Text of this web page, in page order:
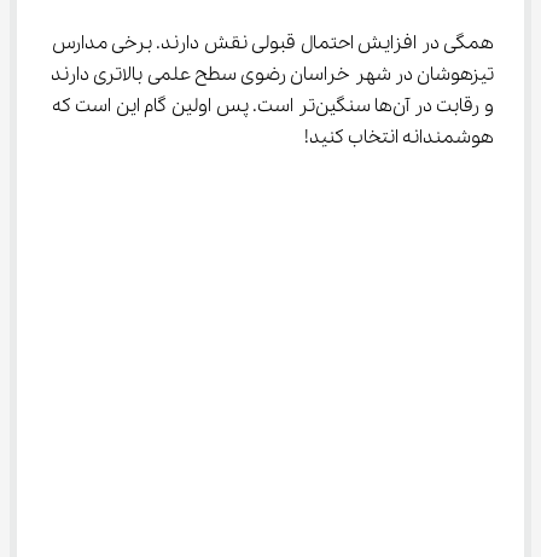
همگی در افزایش احتمال قبولی نقش دارند. برخی مدارس
تیزهوشان در شهر خراسان رضوی سطح علمی بالاتری دارند
و رقابت در آن‌ها سنگین‌تر است. پس اولین گام این است که
هوشمندانه انتخاب کنید!